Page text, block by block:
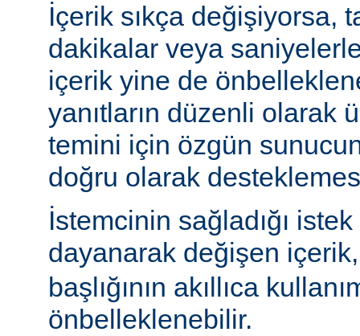
İçerik sıkça değişiyorsa,
dakikalar veya
içerik yine de
yanıtların düzenli olarak
temini için özgün
doğru olarak
İstemcinin sağladığı istek
dayanarak değişen
başlığının akıllıca
önbelleklenebilir.